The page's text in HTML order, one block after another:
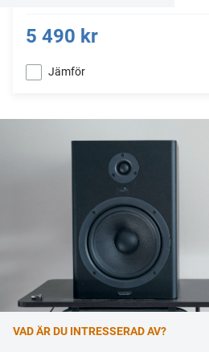
5 490 kr
Jämför
VAD ÄR DU INTRESSERAD AV?